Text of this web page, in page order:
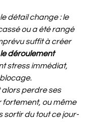
détail change : le
ou a été rangé
suffit à créer
déroulement
stress immédiat,
perdre ses
fortement, ou même
sortir du tout ce jour-